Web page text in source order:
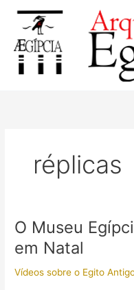
conteúdo
réplicas
O Museu
em Natal
Vídeos sobre o Egito